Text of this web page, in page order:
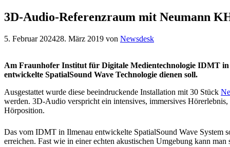
3D-Audio-Referenzraum mit Neumann
5. Februar 202428. März 2019 von Newsdesk
Am Fraunhofer Institut für Digitale Medientechnologie IDMT
entwickelte SpatialSound Wave Technologie dienen soll.
Ausgestattet wurde diese beeindruckende Installation mit 30 Stück
werden. 3D-Audio verspricht ein intensives, immersives
Hörposition.
Das vom IDMT in Ilmenau entwickelte SpatialSound Wave System
erreichen. Fast wie in einer echten akustischen Umgebung kann